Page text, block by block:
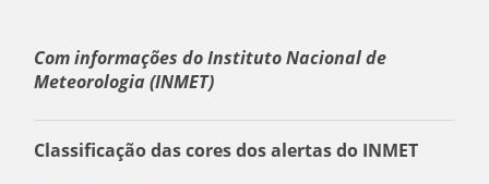
Com informações do Instituto Nacional de
Meteorologia (INMET)
Classificação das cores dos alertas do INMET